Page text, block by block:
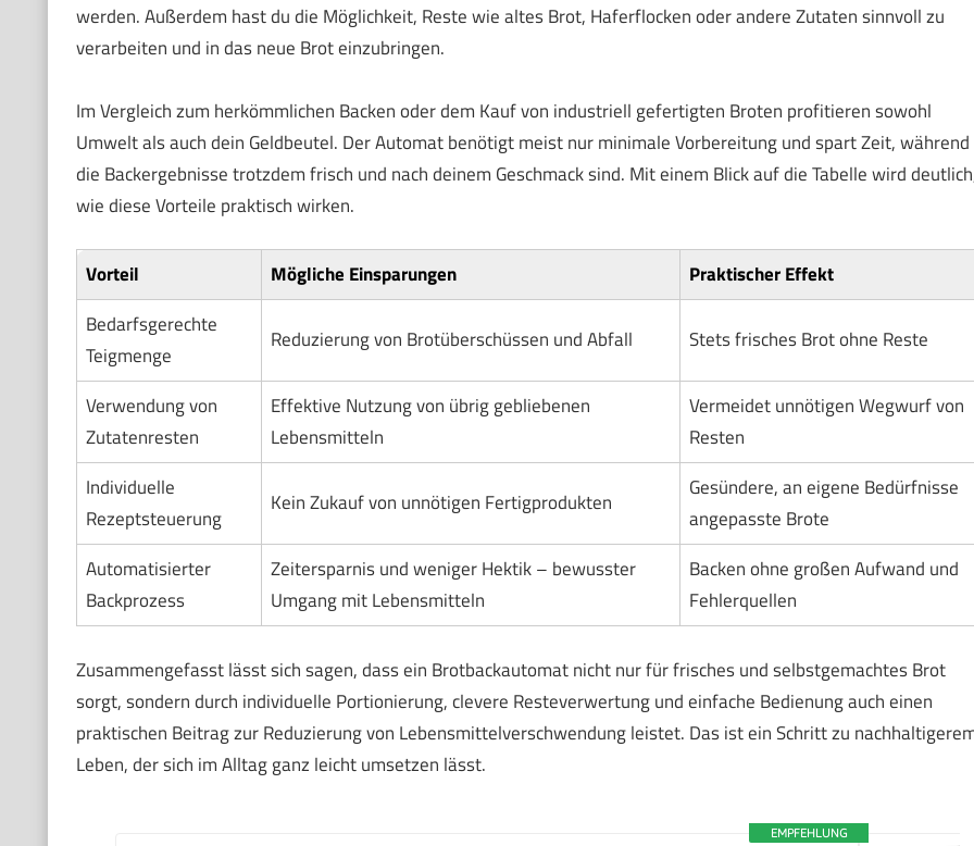
werden. Außerdem hast du die Möglichkeit, Reste wie altes Brot, Haferflocken oder andere Zutaten sinnvoll zu
verarbeiten und in das neue Brot einzubringen.
Im Vergleich zum herkömmlichen Backen oder dem Kauf von industriell gefertigten Broten profitieren sowohl
Umwelt als auch dein Geldbeutel. Der Automat benötigt meist nur minimale Vorbereitung und spart Zeit, während
die Backergebnisse trotzdem frisch und nach deinem Geschmack sind. Mit einem Blick auf die Tabelle wird
wie diese Vorteile praktisch wirken.
Vorteil Mögliche Einsparungen
Praktischer Effekt
Bedarfsgerechte
Teigmenge
Reduzierung von Brotüberschüssen und Abfall Stets frisches Brot ohne Reste
Verwendung von
Zutatenresten
Effektive Nutzung von übrig gebliebenen
Lebensmitteln
Vermeidet unnötigen Wegwurf von
Resten
Individuelle
Rezeptsteuerung
Kein Zukauf von unnötigen Fertigprodukten
Gesündere, an eigene Bedürfnisse
angepasste Brote
Automatisierter
Backprozess
Zeitersparnis und weniger Hektik – bewusster
Umgang mit Lebensmitteln
Backen ohne großen Aufwand und
Fehlerquellen
Zusammengefasst lässt sich sagen, dass ein Brotbackautomat nicht nur für frisches und selbstgemachtes Brot
sorgt, sondern durch individuelle Portionierung, clevere Resteverwertung und einfache Bedienung auch einen
praktischen Beitrag zur Reduzierung von Lebensmittelverschwendung leistet. Das ist ein Schritt zu
Leben, der sich im Alltag ganz leicht umsetzen lässt.
EMPFEHLUNG